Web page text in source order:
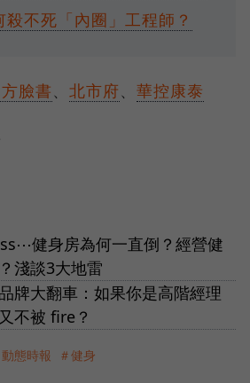
不死「內圈」工程師？
臉書、 北市府、 華控康泰
健身房為何一直倒？經營健
淺談3大地雷
牌大翻車：如果你是高階經理
不被 fire？
動態時報 ＃健身